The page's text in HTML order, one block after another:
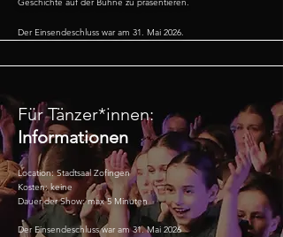
Der Einsendeschluss war am 31. Mai 2026.
Für Tänzer*innen:
Informationen
Location: Stadtsaal Zofingen
Kosten: keine
Dauer der Show: max 5 Minuten
Der Einsendeschluss war am 31. Mai 2026